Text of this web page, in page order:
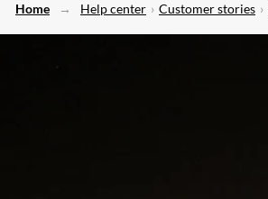
Home Help center Customer stories